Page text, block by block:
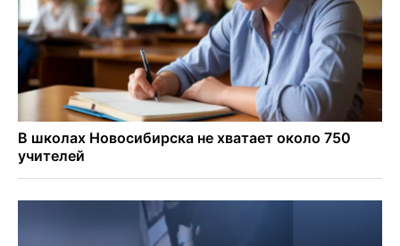
Условный срок получил бердский подросток за
мошенничество на 3,5 миллиона